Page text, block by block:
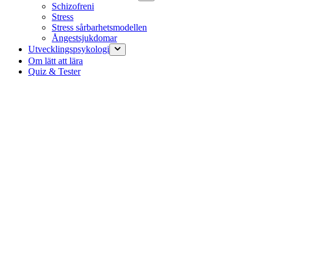
Schizofreni
Stress
Stress sårbarhetsmodellen
Ångestsjukdomar
Utvecklingspsykologi
Om lätt att lära
Quiz & Tester